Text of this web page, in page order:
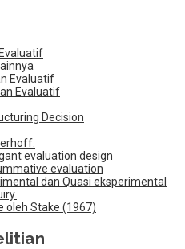
Evaluatif
Evaluatif
Decision
evaluation design
evaluation
dan Quasi eksperimental
oleh Stake (1967)